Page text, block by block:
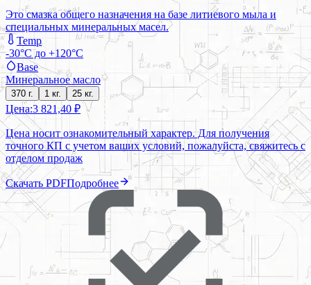
Это смазка общего назначения на базе литиевого мыла и
специальных минеральных масел.
Temp
-30°C до +120°C
Base
Минеральное масло
370 г. 1 кг. 25 кг.
Цена:3 821,40 ₽
Цена носит ознакомительный характер. Для получения
точного КП с учетом ваших условий, пожалуйста, свяжитесь с
отделом продаж
Скачать PDFПодробнее